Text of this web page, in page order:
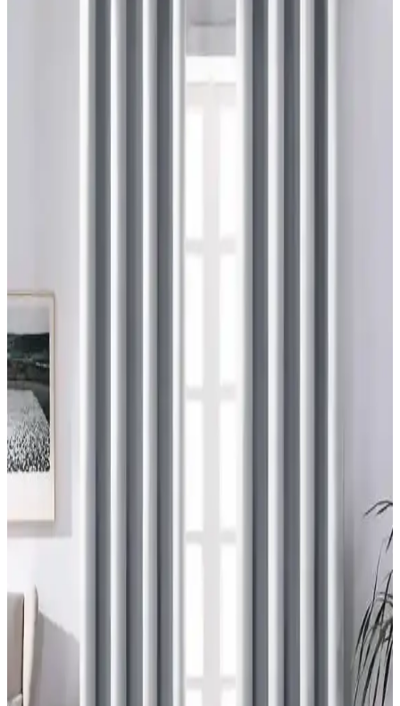
estetiğini ve enerji verimliliğini artırır. Pelmet kullanımı ve uygun
Sherwin Williams Cream & Sugar Duvar Rengine
Dekorasyonunun Mekana Etkileri
Ev satışında valance kullanımı, pencere görünümünü yumuşatırken
mekana renk ve doku katar. Ancak yanlış kullanım mekanda görsel
Maximalist ve Fantastik Bebek Odası İçin Uyumlu
Halı ve Perde Seçimi Rehberi
Maximalist bebek odası tasarımında halı ve perde seçimi, renk
uyumu, desen dengesi, temizlik kolaylığı ve bebeğin gelişimi göz
önünde bulundurularak yapılmalıdır. Aydınlatmada güvenli tavan
vantilatörleri tercih edilmelidir.
montajı sağlanabilir.
Modern Dağ Evlerinde Tavan Kirişlerine Uygun
Perde ve Stor Seçimi Rehberi
Modern dağ evlerinde tavan kirişleri perde montajını zorlaştırır.
Storlar, mekân yüksekliğini koruyarak estetik ve işlevsel çözüm